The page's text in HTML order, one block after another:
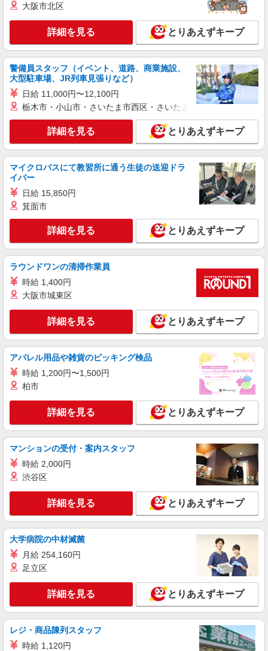
株式会社シエロ
スマホ携帯販売【エーユー】
る） ※研修期間6か月・時給1500円〜 ※残業代支
給 ★交通費別途支給（規定あり） ゜+゜・。
○。・゜+゜・。○。・゜+゜ 入社祝い金10万円支
給(規定有) お友達を紹介頂くと, インセンティブ支
給(規定有) ゜・。○。・゜+゜・。○。・゜+゜
広島県広島市安佐南区の商業施設
キープ 詳細を見る
株式会社シエロ
【au】人気機種に詳しくなれる携帯販売
時給1400円〜 ※残業代支給 ★交通費別途支給
+゜ 入社祝い金10万円支給(規定有) お友達を紹介
頂くと, インセンティブ支給(規定有) ★月2回払
い・週払い可能（規程有）★ ゜・。○。・゜
+゜・。○。・゜+゜
広島県広島市安佐南区のauショップ
キープ 詳細を見る
株式会社シエロ
【Y!mobile】人気機種に詳しくなれる携帯販
（規定あり） ゜+゜・。○。・゜+゜・。○。・゜
+゜ 入社祝い金10万円支給(規定有) お友達を紹介
頂くと, インセンティブ支給(規定有) ★月2回払
い・週払い可能（規程有）★ ゜・。○。・゜
+゜・。○。・゜+゜
広島県広島市安佐南区のY!mobileショップ
キープ 詳細を見る
紹介予定派遣
スマホ携帯販売【ソフトバンク】
時給1400円〜1450円（経験・能力による） ※
残業代支給 ★交通費別途支給（規定あり） ゜
+゜・。○。・゜+゜・。○。・゜+゜ 入社祝い金10
有）★ ゜・。○。・゜+゜・。○。・゜+゜
広島県広島市安佐南区の家電量販店
詳細を見る
株式会社シエロ
スマホ携帯販売【ワイモバイル】
時給1400円〜1450円（経験・能力による） ※
残業代支給 ★交通費別途支給（規定あり） ゜
+゜・。○。・゜+゜・。○。・゜+゜ 入社祝い金10
ィブ支給(規定有) ★月2回払い・週払い可能（規程
有）★ ゜・。○。・゜+゜・。○。・゜+゜
広島県広島市安佐南区の家電量販店
キープ 詳細を見る
紹介予定派遣
大阪市北区
詳細を見る とりあえずキープ
警備員スタッフ（イベント、道路、商業施設、
大型駐車場、JR列車見張りなど）
日給 11,000円〜12,100円
栃木市・小山市・さいたま市西区・さいたま市岩槻区・久喜市・
詳細を見る とりあえずキープ
マイクロバスにて教習所に通う生徒の送迎ドラ
イバー
日給 15,850円
箕面市
詳細を見る とりあえずキープ
ラウンドワンの清掃作業員
時給 1,400円
大阪市城東区
詳細を見る とりあえずキープ
アパレル用品や雑貨のピッキング検品
時給 1,200円〜1,500円
柏市
詳細を見る とりあえずキープ
マンションの受付・案内スタッフ
時給 2,000円
渋谷区
詳細を見る とりあえずキープ
大学病院の中材滅菌
月給 254,160円
足立区
詳細を見る とりあえずキープ
レジ・商品陳列スタッフ
時給 1,120円